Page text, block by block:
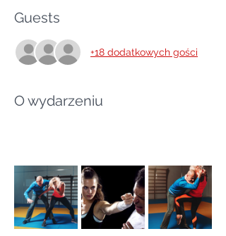
Guests
+18 dodatkowych gości
O wydarzeniu